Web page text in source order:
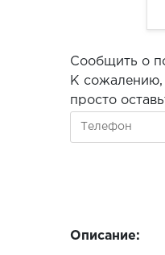
Сообщить о
К сожалению,
просто
Описание: